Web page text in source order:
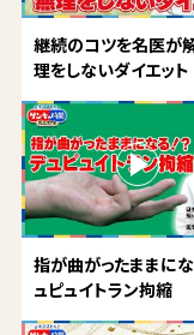
継続のコツを名医が
理をしないダイエット
指が曲がったままに
ュピュイトラン拘縮